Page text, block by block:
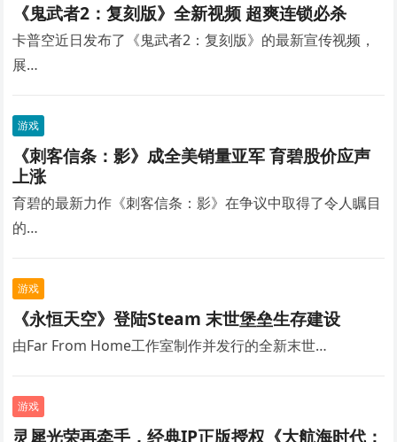
《鬼武者2：复刻版》全新视频 超爽连锁必杀
卡普空近日发布了《鬼武者2：复刻版》的最新宣传视频，
展…
游戏
《刺客信条：影》成全美销量亚军 育碧股价应声
上涨
育碧的最新力作《刺客信条：影》在争议中取得了令人瞩目
的…
游戏
《永恒天空》登陆Steam 末世堡垒生存建设
由Far From Home工作室制作并发行的全新末世…
游戏
灵犀光荣再牵手，经典IP正版授权《大航海时代：